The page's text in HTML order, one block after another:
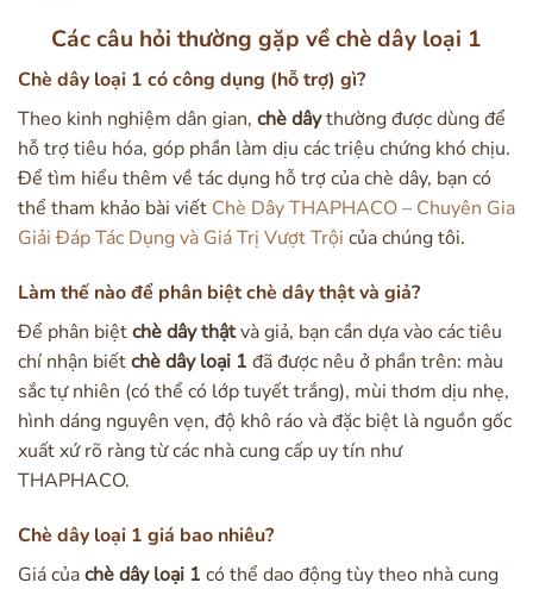
Các câu hỏi thường gặp về chè dây loại 1
Chè dây loại 1 có công dụng (hỗ trợ) gì?
Theo kinh nghiệm dân gian, chè dâythường được dùng để
hỗ trợ tiêu hóa, góp phần làm dịu các triệu chứng khó chịu.
Để tìm hiểu thêm về tác dụng hỗ trợ của chè dây, bạn có
thể tham khảo bài viết Chè Dây THAPHACO – Chuyên Gia
Giải Đáp Tác Dụng và Giá Trị Vượt Trội của chúng tôi.
Làm thế nào để phân biệt chè dây thật và giả?
Để phân biệtchè dây thậtvà giả, bạn cần dựa vào các tiêu
chí nhận biếtchè dây loại 1 đã được nêu ở phần trên: màu
sắc tự nhiên (có thể có lớp tuyết trắng), mùi thơm dịu nhẹ,
hình dáng nguyên vẹn, độ khô ráo và đặc biệt là nguồn gốc
xuất xứ rõ ràng từ các nhà cung cấp uy tín như
THAPHACO.
Chè dây loại 1 giá bao nhiêu?
Giá củachè dây loại 1 có thể dao động tùy theo nhà cung